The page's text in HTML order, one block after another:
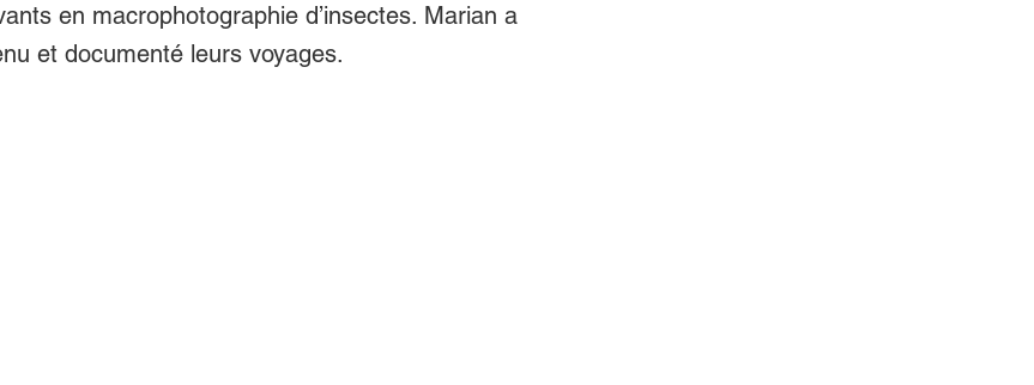
en macrophotographie d’insectes. Marian a
et documenté leurs voyages.